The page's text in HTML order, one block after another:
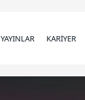
YAYINLAR KARİYER